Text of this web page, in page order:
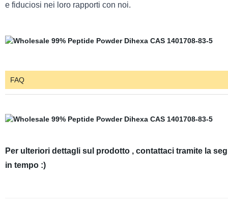
e fiduciosi nei loro rapporti con noi.
FAQ
Per ulteriori dettagli sul prodotto , contattaci tramite la
in tempo :)